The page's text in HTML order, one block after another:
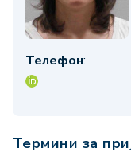
Телефон:
Термини за